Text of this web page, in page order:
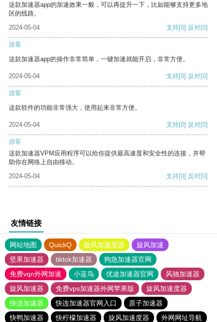
这款加速器app的加速效果一般，可以再提升一下，比如能够支持更多地
区的线路。
2024-05-04
支持[0] 反对[0]
游客
这款加速器app的操作非常简单，一键加速就能开启，非常方便。
2024-05-04 支持[0] 反对[0]
游客
这款软件的功能非常强大，使用起来非常方便。
2024-05-04 支持[0] 反对[0]
游客
这款加速器VPM应用程序可以给你提供最高速度和安全性的连接，并帮
助你在网络上自由移动。
2024-05-04
支持[0] 反对[0]
友情链接
网站地图 QuickQ 旋风加速度器
旋风加速
坚果加速器
tiktok加速器
狗急加速器官网
免费vqn外网加速
小蓝鸟 优途加速器官网
风驰加速器
旋风加速器
免费vps加速器外网苹果版
旋风加速度器
快连加速器
快连加速器官网入口
原子加速器
快鸭加速器
快柠檬加速器 旋风加速度器
外网网址导航